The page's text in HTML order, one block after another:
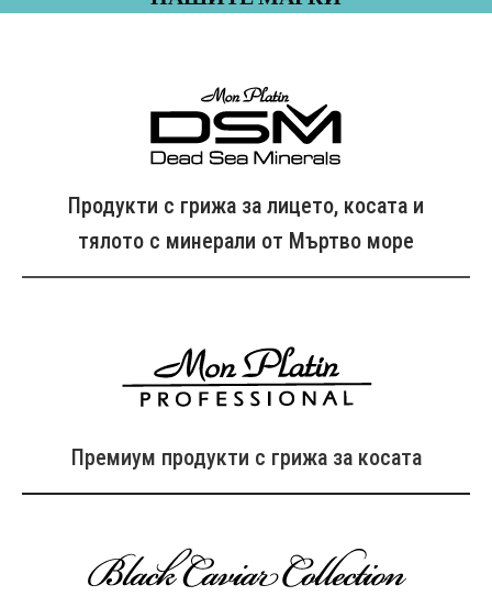
Продукти с грижа за лицето, косата и
тялото с минерали от Мъртво море
Премиум продукти с грижа за косата